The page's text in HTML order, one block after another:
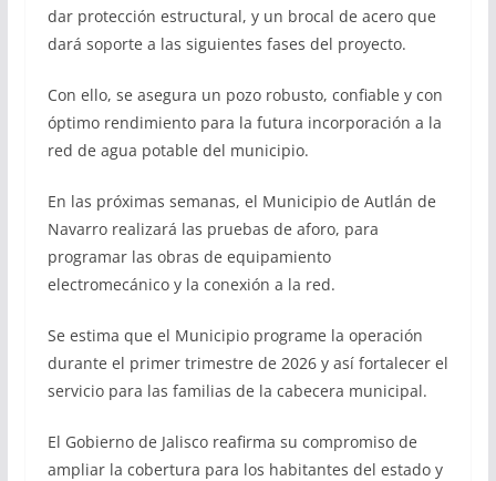
dar protección estructural, y un brocal de acero que
dará soporte a las siguientes fases del proyecto.
Con ello, se asegura un pozo robusto, confiable y con
óptimo rendimiento para la futura incorporación a la
red de agua potable del municipio.
En las próximas semanas, el Municipio de Autlán de
Navarro realizará las pruebas de aforo, para
programar las obras de equipamiento
electromecánico y la conexión a la red.
Se estima que el Municipio programe la operación
durante el primer trimestre de 2026 y así fortalecer el
servicio para las familias de la cabecera municipal.
El Gobierno de Jalisco reafirma su compromiso de
ampliar la cobertura para los habitantes del estado y